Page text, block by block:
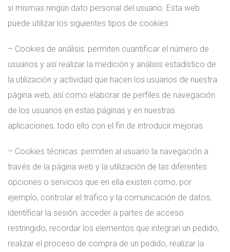
sí mismas ningún dato personal del usuario. Esta web
puede utilizar los siguientes tipos de cookies:
– Cookies de análisis: permiten cuantificar el número de
usuarios y así realizar la medición y análisis estadístico de
la utilización y actividad que hacen los usuarios de nuestra
página web, así como elaborar de perfiles de navegación
de los usuarios en estas páginas y en nuestras
aplicaciones, todo ello con el fin de introducir mejoras.
– Cookies técnicas: permiten al usuario la navegación a
través de la página web y la utilización de las diferentes
opciones o servicios que en ella existen como, por
ejemplo, controlar el tráfico y la comunicación de datos,
identificar la sesión, acceder a partes de acceso
restringido, recordar los elementos que integran un pedido,
realizar el proceso de compra de un pedido, realizar la